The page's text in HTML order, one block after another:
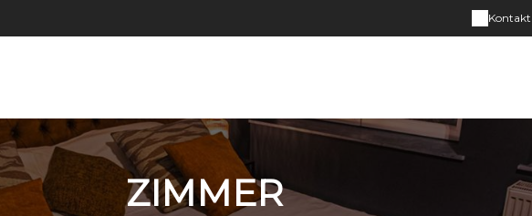
Kontakt
ZIMMER